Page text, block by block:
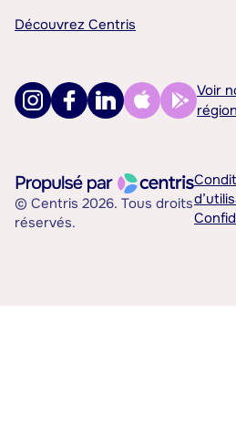
Découvrez Centris
Voir
© Centris 2026. Tous droits
réservés.